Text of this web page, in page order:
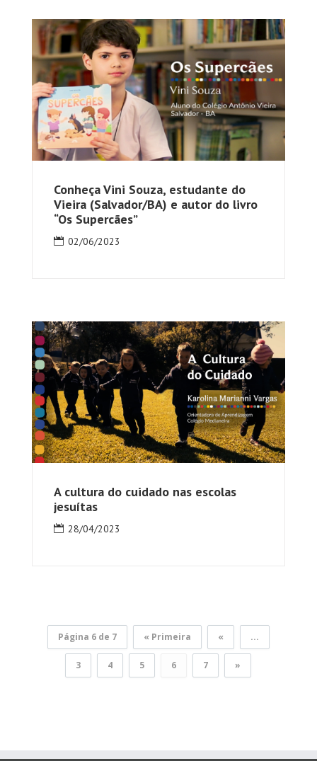
Conheça Vini Souza, estudante do
Vieira (Salvador/BA) e autor do livro
“Os Supercães”
02/06/2023
A cultura do cuidado nas escolas
jesuítas
28/04/2023
Página 6 de 7 « Primeira « ...
3 4 5 6 7 »